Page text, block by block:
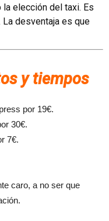
elección del taxi. Es
desventaja es que
y tiempos
por 19€.
30€.
7€.
caro, a no ser que